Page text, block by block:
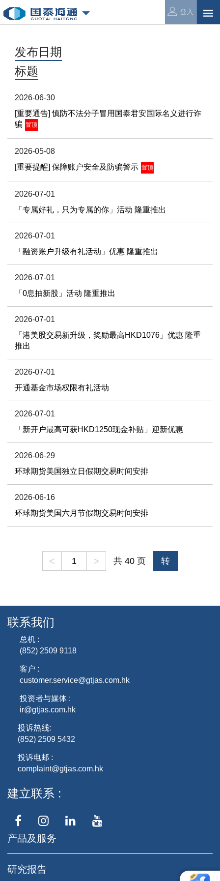
登入
发布日期
标题
2026-06-30
[重要通告] 慎防不法分子冒用国泰君安国际名义进行诈
骗 置顶
2026-05-08
[重要提醒] 保障账户安全及防骗警示 置顶
2026-07-01
「专属好礼，只为专属的你」活动 隆重推出
2026-07-01
「融资账户升级有礼活动」优惠 隆重推出
2026-07-01
「0息抽新股」活动 隆重推出
2026-07-01
「港美股交易新升级，奖励最高HKD1076」优惠 隆重
推出
2026-07-01
开通基金市场权限有礼活动
2026-07-01
「新开户最高可获HKD1250现金补贴」迎新优惠
2026-06-29
环球期货美国独立日假期交易时间安排
2026-06-16
环球期货美国六月节假期交易时间安排
< > 共 40 页 转
联系我们
总机 :
(852) 2509 9118
客户 :
customer.service@gtjas.com.hk
投资者与媒体 :
ir@gtjas.com.hk
投诉热线:
(852) 2509 5432
投诉电邮 :
complaint@gtjas.com.hk
建立联系
产品及服务
研究报告